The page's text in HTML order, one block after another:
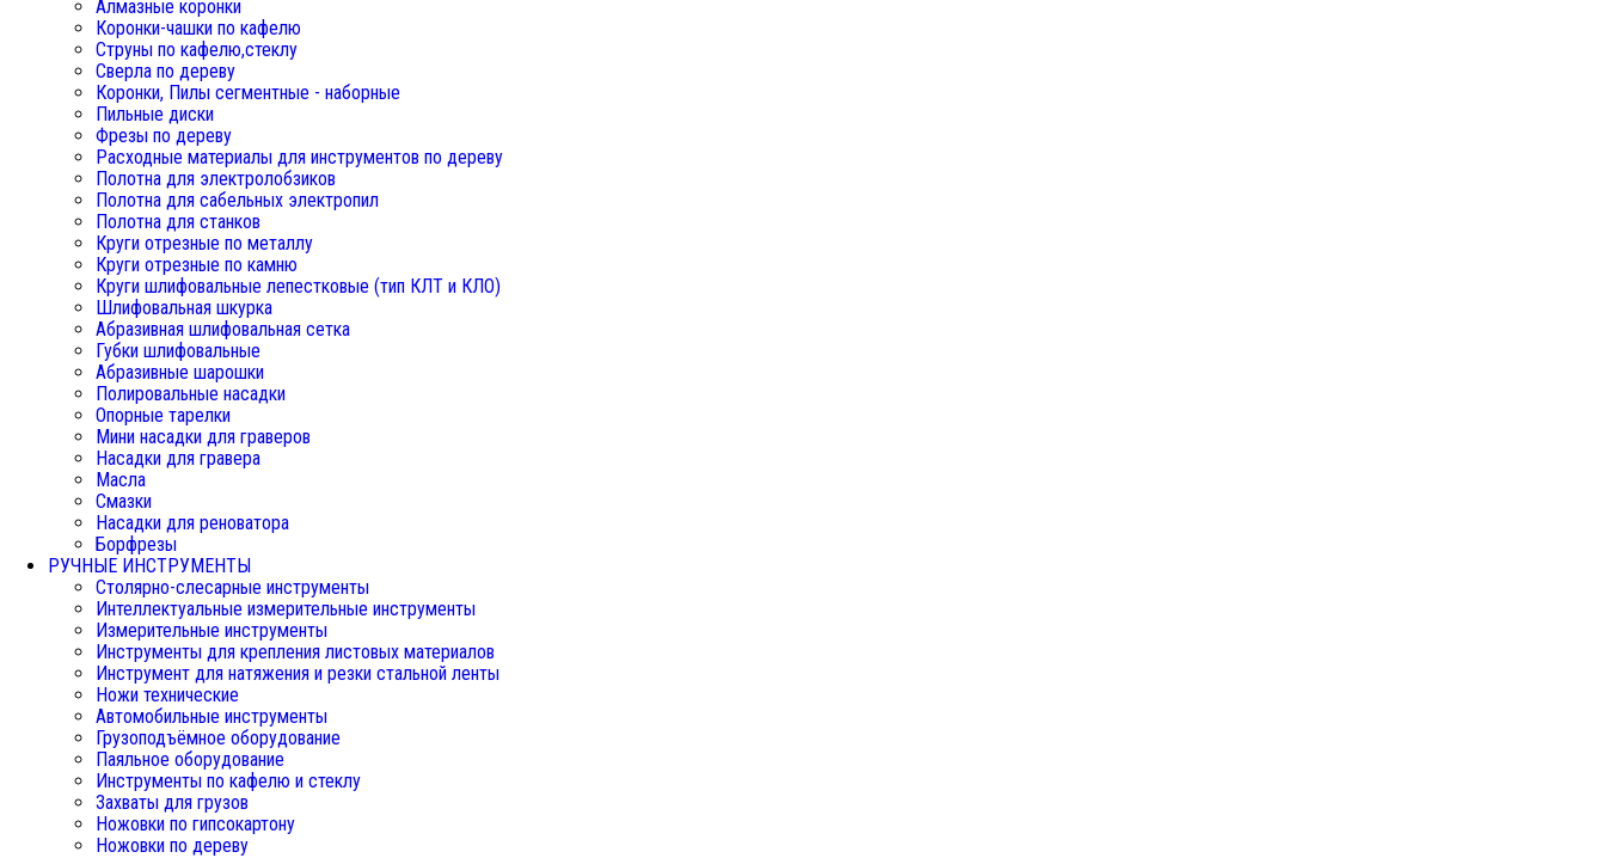
Алмазные коронки
Коронки-чашки по кафелю
Струны по кафелю,стеклу
Сверла по дереву
Коронки, Пилы сегментные - наборные
Пильные диски
Фрезы по дереву
Расходные материалы для инструментов по дереву
Полотна для электролобзиков
Полотна для сабельных электропил
Полотна для станков
Круги отрезные по металлу
Круги отрезные по камню
Круги шлифовальные лепестковые (тип КЛТ и КЛО)
Шлифовальная шкурка
Абразивная шлифовальная сетка
Губки шлифовальные
Абразивные шарошки
Полировальные насадки
Опорные тарелки
Мини насадки для граверов
Насадки для гравера
Масла
Смазки
Насадки для реноватора
Борфрезы
РУЧНЫЕ ИНСТРУМЕНТЫ
Столярно-слесарные инструменты
Интеллектуальные измерительные инструменты
Измерительные инструменты
Инструменты для крепления листовых материалов
Инструмент для натяжения и резки стальной ленты
Ножи технические
Автомобильные инструменты
Грузоподъёмное оборудование
Паяльное оборудование
Инструменты по кафелю и стеклу
Захваты для грузов
Ножовки по гипсокартону
Ножовки по дереву